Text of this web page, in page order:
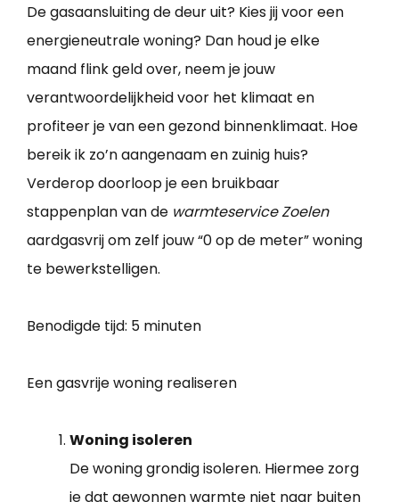
De gasaansluiting de deur uit? Kies jij voor een
energieneutrale woning? Dan houd je elke
maand flink geld over, neem je jouw
verantwoordelijkheid voor het klimaat en
profiteer je van een gezond binnenklimaat. Hoe
bereik ik zo’n aangenaam en zuinig huis?
Verderop doorloop je een bruikbaar
stappenplan van de warmteservice Zoelen
aardgasvrij om zelf jouw “0 op de meter” woning
te bewerkstelligen.
Benodigde tijd: 5 minuten
Een gasvrije woning realiseren
Woning isoleren
De woning grondig isoleren. Hiermee zorg
je dat gewonnen warmte niet naar buiten